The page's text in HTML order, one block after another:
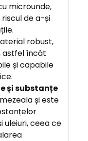
microunde,
de a-și
robust,
astfel încât
și capabile
și substanțe
și este
uleiuri, ceea ce